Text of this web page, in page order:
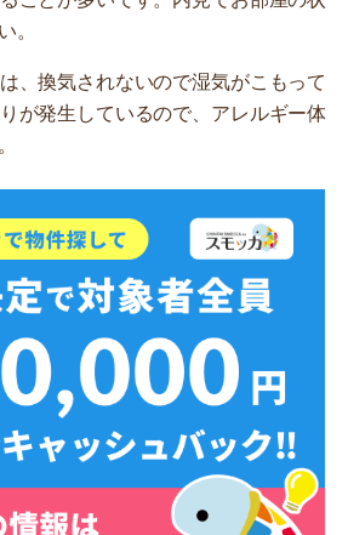
。
、換気されないので湿気がこもって
が発生しているので、アレルギー体